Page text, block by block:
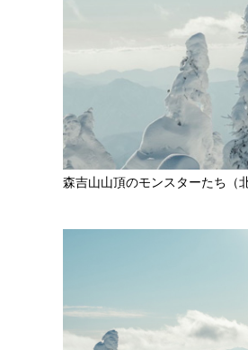
森吉山山頂のモンスターたち（